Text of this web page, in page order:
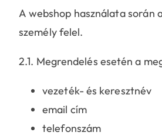
A webshop használata során
személy felel.
2.1. Megrendelés esetén a
vezeték- és keresztnév
email cím
telefonszám